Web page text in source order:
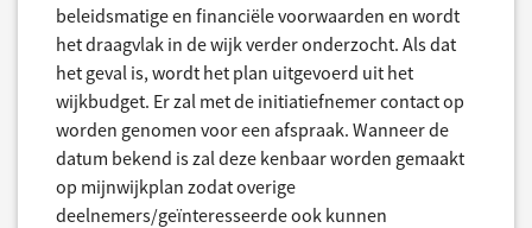
beleidsmatige en financiële voorwaarden en wordt
het draagvlak in de wijk verder onderzocht. Als dat
het geval is, wordt het plan uitgevoerd uit het
wijkbudget. Er zal met de initiatiefnemer contact op
worden genomen voor een afspraak. Wanneer de
datum bekend is zal deze kenbaar worden gemaakt
op mijnwijkplan zodat overige
deelnemers/geïnteresseerde ook kunnen